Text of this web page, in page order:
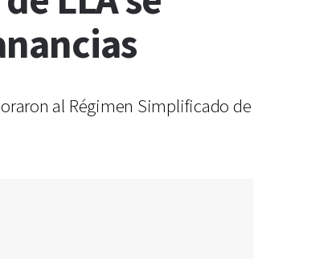
al Régimen Simplificado de